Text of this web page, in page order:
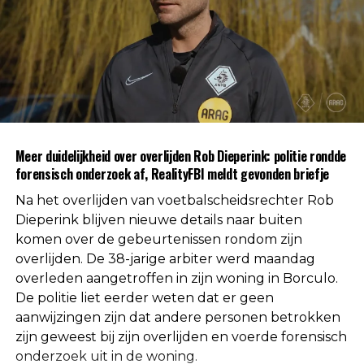
Na afronding van de eerste onderzoeksfase liet de
politie weten dat er geen aanwijzingen zijn
gevonden voor betrokkenheid van andere
personen. Daarmee is die mogelijkheid volgens de
autoriteiten uitgesloten.
worden geen verdere mededelingen gedaan over
de doodsoorzaak.
Een vaste waarde in de Nederlandse
arbitrage
Met het overlijden van Rob Dieperink verliest het
Nederlandse voetbal een scheidsrechter die
jarenlang actief was op het hoogste niveau.
Meer duidelijkheid over overlijden Rob Dieperink: politie rondde
forensisch onderzoek af, RealityFBI meldt gevonden briefje
Na het overlijden van voetbalscheidsrechter Rob
Dieperink blijven nieuwe details naar buiten
komen over de gebeurtenissen rondom zijn
overlijden. De 38-jarige arbiter werd maandag
overleden aangetroffen in zijn woning in Borculo.
De politie liet eerder weten dat er geen
aanwijzingen zijn dat andere personen betrokken
zijn geweest bij zijn overlijden en voerde forensisch
onderzoek uit in de woning.